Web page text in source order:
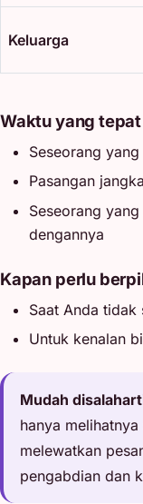
Keluarga
Waktu yang
Seseorang
Pasangan
Seseorang
dengannya
Kapan perlu
Saat Anda tidak
Untuk kenalan
Mudah
hanya
melewatkan
pengabdian dan